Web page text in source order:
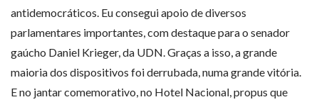
antidemocráticos. Eu consegui apoio de diversos
parlamentares importantes, com destaque para o senador
gaúcho Daniel Krieger, da UDN. Graças a isso, a grande
maioria dos dispositivos foi derrubada, numa grande vitória.
E no jantar comemorativo, no Hotel Nacional, propus que